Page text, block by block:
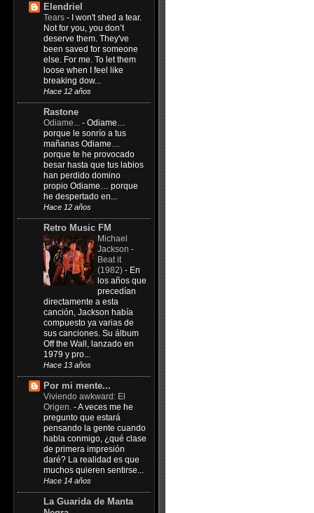
Elendriel
Tears - I won't shed a tear.
Not for you, you don’t
deserve them. They've
been saved for someone
else. For me. To let them
loose when I feel like
breaking dow...
Hace 12 años
Rastone
Odiame... - Odiame…
porque le sonrío a tus
mañanas Odiame…
porque te he provocado
besar hasta que tus labios
han perdido domino
propio Odiame… porque
he despertado en...
Hace 12 años
Retro Music FM
Michael
Jackson -
Beat it
(1982) - En
los años que
precedían
directamente a esta
canción, Jackson había
compuesto ya varias de
sus canciones. Su álbum
Off the Wall, lanzado en
1979 y pro...
Hace 13 años
Por mi mente...
Viviendo awkward: El
Origen. -A veces me he
pregunto que estará
pensando la gente cuando
habla conmigo, ¿qué clase
de primera impresión
daré? La realidad es que
muchos quieren sentirse...
Hace 14 años
La Guarida de Manta